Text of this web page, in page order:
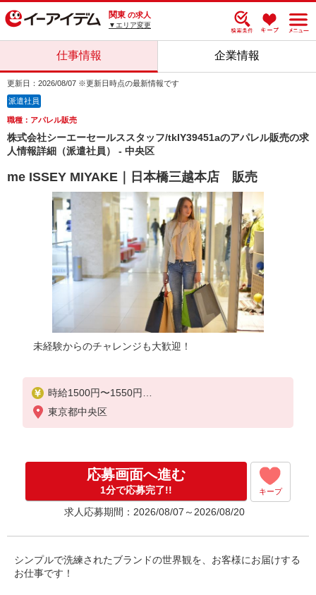
関東 の求人
▼エリア変更
仕事情報 企業情報
更新日：2026/08/07 ※更新日時点の最新情報です
派遣社員
職種：アパレル販売
株式会社シーエーセールススタッフ/tkIY39451aのアパレル販売の求
人情報詳細（派遣社員） - 中央区
me ISSEY MIYAKE｜日本橋三越本店 販売
未経験からのチャレンジも大歓迎！
時給1500円〜1550円
給与例 255,750円＋交通費全額＋残業代一分単位
東京都中央区
応募画面へ進む
1分で応募完了!! キープ
求人応募期間：2026/08/07～2026/08/20
シンプルで洗練されたブランドの世界観を、お客様にお届けする
お仕事です！